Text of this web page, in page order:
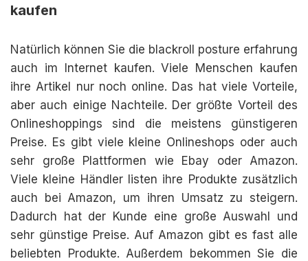
kaufen
Natürlich können Sie die blackroll posture erfahrung
auch im Internet kaufen. Viele Menschen kaufen
ihre Artikel nur noch online. Das hat viele Vorteile,
aber auch einige Nachteile. Der größte Vorteil des
Onlineshoppings sind die meistens günstigeren
Preise. Es gibt viele kleine Onlineshops oder auch
sehr große Plattformen wie Ebay oder Amazon.
Viele kleine Händler listen ihre Produkte zusätzlich
auch bei Amazon, um ihren Umsatz zu steigern.
Dadurch hat der Kunde eine große Auswahl und
sehr günstige Preise. Auf Amazon gibt es fast alle
beliebten Produkte. Außerdem bekommen Sie die